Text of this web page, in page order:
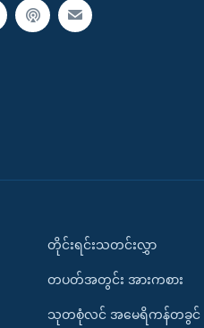
တိုင်းရင်းသတင်းလွှာ
တပတ်အတွင်း အားကစား
သုတစုံလင် အမေရိကန်တခွင်